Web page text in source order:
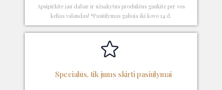
Apsipirkite jau dabar ir užsakytus produktus gaukite per vos
kelias valandas! *Pasiūlymas galioja iki kovo 14 d.
Specialūs, tik jums skirti pasiūlymai